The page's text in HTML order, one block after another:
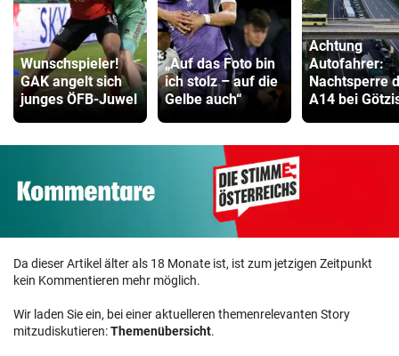
Wunschspieler!
GAK angelt sich
junges ÖFB-Juwel
„Auf das Foto bin
ich stolz – auf die
Gelbe auch“
Achtung
Autofahrer:
Nachtsperre
A14 bei
Da dieser Artikel älter als 18 Monate ist, ist zum jetzigen Zeitpunkt
kein Kommentieren mehr möglich.
Wir laden Sie ein, bei einer aktuelleren themenrelevanten Story
mitzudiskutieren:Themenübersicht.